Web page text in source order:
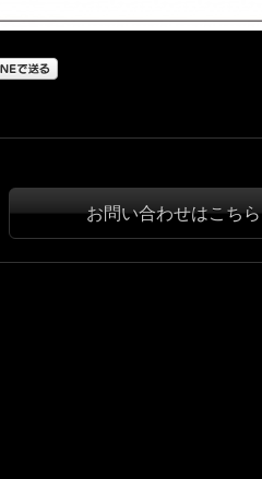
お問い合わせはこちら